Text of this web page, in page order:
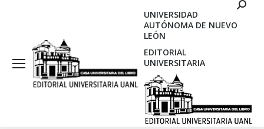
UNIVERSIDAD
AUTÓNOMA DE NUEVO
LEÓN
EDITORIAL
UNIVERSITARIA